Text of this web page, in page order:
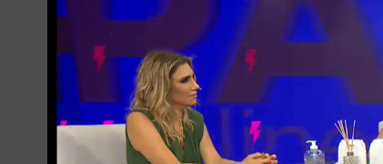
EMPRENDI2
LONGOBARDI
QUÉ TE PASA
EL OLIVO BLANCO
TU LUGAR IDEAL
CHICHE EN VIVO
EL
CARAS Y